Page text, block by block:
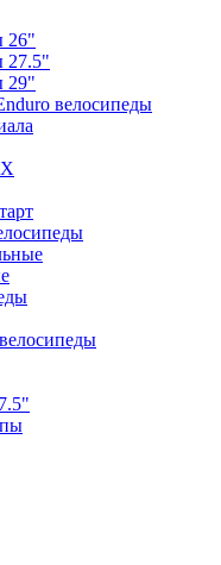
26"
27.5"
29"
велосипеды